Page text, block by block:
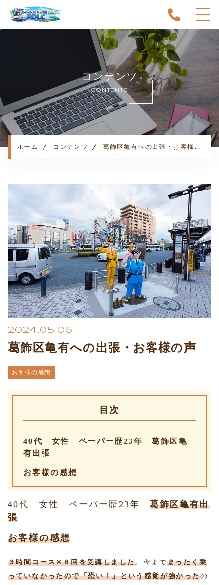
ホーム
当スクールについて
キャンペーン
料金表・コース
出張エリア
予約状況
コンテンツ
利用規約
プライバシーポリシー
コンテンツ
CONTENTS
ホーム コンテンツ 葛飾区亀有への出張・お客様の声
2024.05.06
葛飾区亀有への出張・お客様の声
お客様の感想
目次
40代 女性 ペーパー歴23年 葛飾区亀
有出張
お客様の感想
40代 女性 ペーパー歴23年葛飾区亀有出
張
お客様の感想
３時間コース✕６回を受講しました。今までまったく乗
っていなかったので「恐い！」という感覚が強かったの